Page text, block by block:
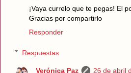
¡Vaya currelo que te pegas! El
Gracias por compartirlo
Responder
Respuestas
Verónica Paz
26 de abril